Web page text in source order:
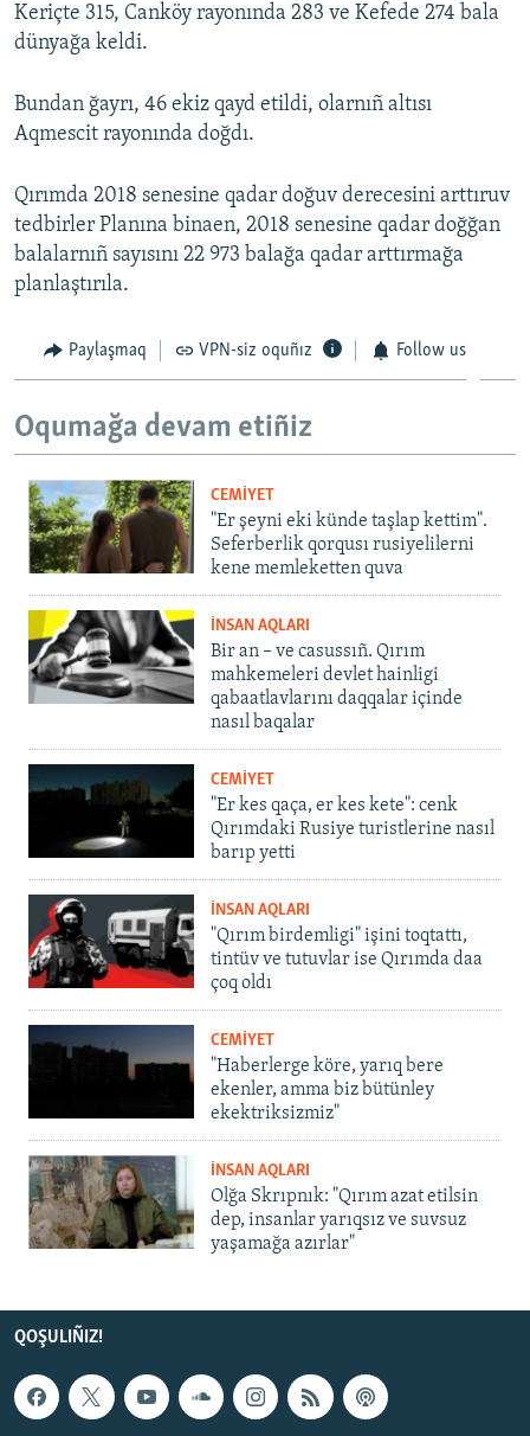
RFE/RS bütün saytları
Keriçte 315, Canköy rayonında 283 ve Kefede 274 bala
dünyağa keldi.
Bundan ğayrı, 46 ekiz qayd etildi, olarnıñ altısı
Aqmescit rayonında doğdı.
Qırımda 2018 senesine qadar doğuv derecesini arttıruv
tedbirler Planına binaen, 2018 senesine qadar doğğan
balalarnıñ sayısını 22 973 balağa qadar arttırmağa
planlaştırıla.
Paylaşmaq VPN-siz oquñız Follow us
Oqumağa devam etiñiz
CEMİYET
"Er şeyni eki künde taşlap kettim".
Seferberlik qorqusı rusiyelilerni
kene memleketten quva
İNSAN AQLARI
Bir an – ve casussıñ. Qırım
mahkemeleri devlet hainligi
qabaatlavlarını daqqalar içinde
nasıl baqalar
CEMİYET
"Er kes qaça, er kes kete": cenk
Qırımdaki Rusiye turistlerine nasıl
barıp yetti
İNSAN AQLARI
"Qırım birdemligi" işini toqtattı,
tintüv ve tutuvlar ise Qırımda daa
çoq oldı
CEMİYET
"Haberlerge köre, yarıq bere
ekenler, amma biz bütünley
ekektriksizmiz"
İNSAN AQLARI
Olğa Skrıpnık: "Qırım azat etilsin
dep, insanlar yarıqsız ve suvsuz
yaşamağa azırlar"
QOŞULIÑIZ!